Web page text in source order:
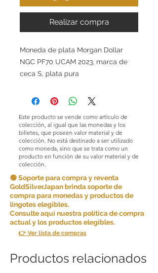
Realizar compra
Moneda de plata Morgan Dollar
NGC PF70 UCAM 2023, marca de
ceca S, plata pura
Este producto se vende como artículo de
colección, al igual que las monedas y los
billetes, que poseen valor material y de
colección. No está destinado a ser utilizado
como moneda, sino que se trata como un
producto en función de su valor material y de
colección.
🟢 Soporte para compra y reventa
GoldSilverJapan brinda soporte de
compra para monedas y productos de
lingotes elegibles.
Consulte aquí nuestra política de compra
actual y los productos elegibles.
👉 Ver lista de compras
Productos relacionados